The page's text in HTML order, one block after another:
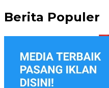
Berita Populer